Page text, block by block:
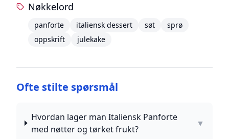
Nøkkelord
panforte italiensk dessert søt
sprø
oppskrift
julekake
Ofte stilte spørsmål
Hvordan lager man Italiensk Panforte
med nøtter og tørket frukt?
▼